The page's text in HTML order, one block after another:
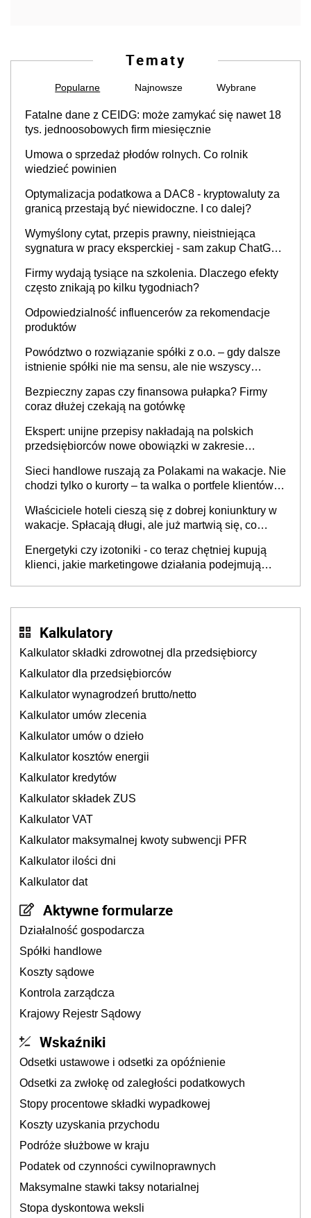
Tematy
Popularne Najnowsze Wybrane
Fatalne dane z CEIDG: może zamykać się nawet 18
tys. jednoosobowych firm miesięcznie
Umowa o sprzedaż płodów rolnych. Co rolnik
wiedzieć powinien
Optymalizacja podatkowa a DAC8 - kryptowaluty za
granicą przestają być niewidoczne. I co dalej?
Wymyślony cytat, przepis prawny, nieistniejąca
sygnatura w pracy eksperckiej - sam zakup ChatGPT
Firmy wydają tysiące na szkolenia. Dlaczego efekty
często znikają po kilku tygodniach?
Odpowiedzialność influencerów za rekomendacje
produktów
Powództwo o rozwiązanie spółki z o.o. – gdy dalsze
istnienie spółki nie ma sensu, ale nie wszyscy
Bezpieczny zapas czy finansowa pułapka? Firmy
coraz dłużej czekają na gotówkę
Ekspert: unijne przepisy nakładają na polskich
przedsiębiorców nowe obowiązki w zakresie
Sieci handlowe ruszają za Polakami na wakacje. Nie
chodzi tylko o kurorty – ta walka o portfele klientów
cichu
Właściciele hoteli cieszą się z dobrej koniunktury w
wakacje. Spłacają długi, ale już martwią się, co
Energetyki czy izotoniki - co teraz chętniej kupują
klienci, jakie marketingowe działania podejmują
Kalkulatory
Kalkulator składki zdrowotnej dla przedsiębiorcy
Kalkulator dla przedsiębiorców
Kalkulator wynagrodzeń brutto/netto
Kalkulator umów zlecenia
Kalkulator umów o dzieło
Kalkulator kosztów energii
Kalkulator kredytów
Kalkulator składek ZUS
Kalkulator VAT
Kalkulator maksymalnej kwoty subwencji PFR
Kalkulator ilości dni
Kalkulator dat
Aktywne formularze
Działalność gospodarcza
Spółki handlowe
Koszty sądowe
Kontrola zarządcza
Krajowy Rejestr Sądowy
Wskaźniki
Odsetki ustawowe i odsetki za opóźnienie
Odsetki za zwłokę od zaległości podatkowych
Stopy procentowe składki wypadkowej
Koszty uzyskania przychodu
Podróże służbowe w kraju
Podatek od czynności cywilnoprawnych
Maksymalne stawki taksy notarialnej
Stopa dyskontowa weksli